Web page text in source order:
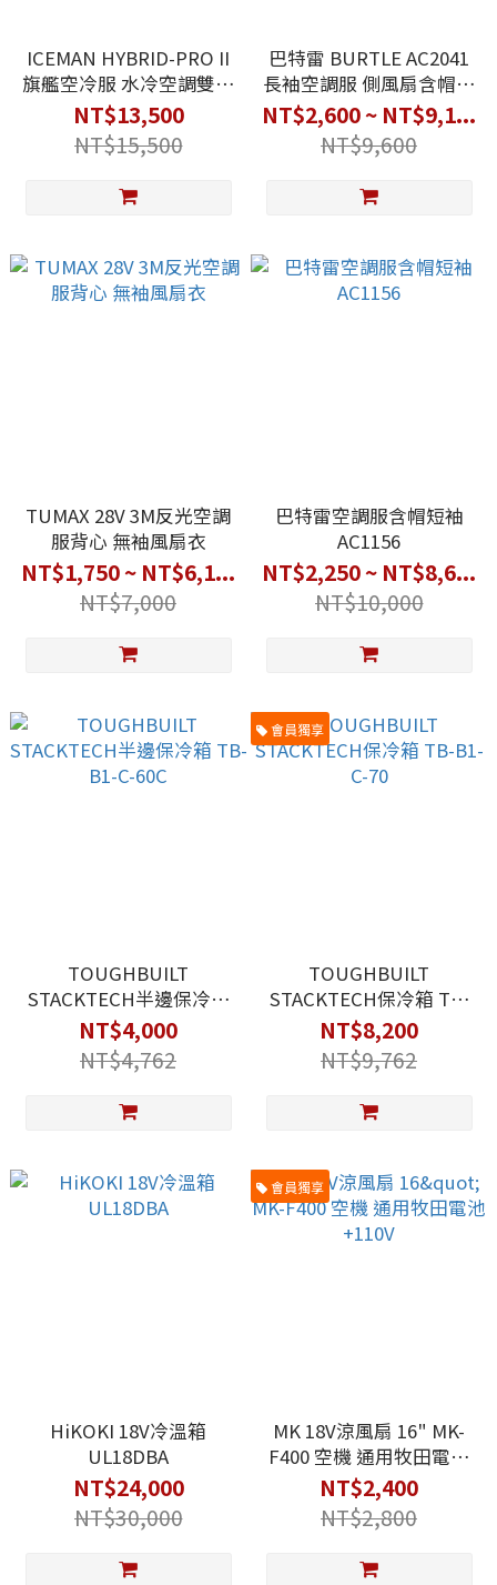
ICEMAN HYBRID-PRO II
旗艦空冷服 水冷空調雙效
套裝
NT$13,500
NT$15,500
巴特雷 BURTLE AC2041
長袖空調服 側風扇含帽作
業服
NT$2,600 ~ NT$9,1...
NT$9,600
TUMAX 28V 3M反光空調
服背心 無袖風扇衣
NT$1,750 ~ NT$6,1...
NT$7,000
巴特雷空調服含帽短袖
AC1156
NT$2,250 ~ NT$8,6...
NT$10,000
TOUGHBUILT
STACKTECH半邊保冷箱
TB-B1-C-60C
NT$4,000
NT$4,762
會員獨享
TOUGHBUILT
STACKTECH保冷箱 TB-
B1-C-70
NT$8,200
NT$9,762
HiKOKI 18V冷溫箱
UL18DBA
NT$24,000
NT$30,000
會員獨享
MK 18V涼風扇 16" MK-
F400 空機 通用牧田電池
+110V
NT$2,400
NT$2,800